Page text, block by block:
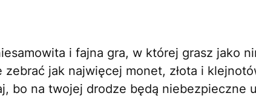
i fajna gra, w której grasz jako
jak najwięcej monet, złota i
bo na twojej drodze będą niebezpieczne